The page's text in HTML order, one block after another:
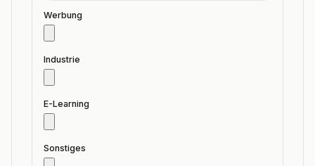
Werbung
Industrie
E-Learning
Sonstiges